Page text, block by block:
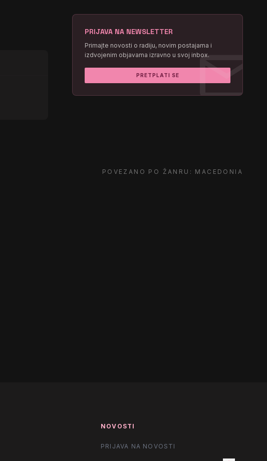
mail
PRIJAVA NA NEWSLETTER
Primajte novosti o radiju, novim postajama i
izdvojenim objavama izravno u svoj inbox.
PRETPLATI SE
POVEZANO PO ŽANRU: MACEDONIA
NOVOSTI
PRIJAVA NA NOVOSTI